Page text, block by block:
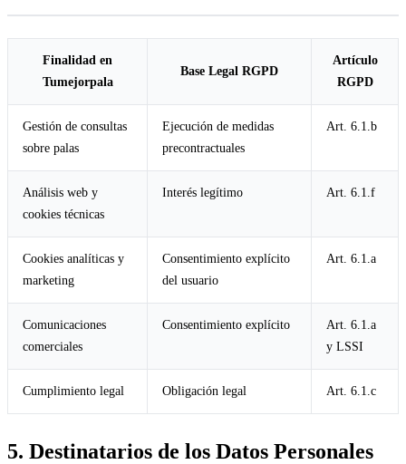
Finalidad en
Tumejorpala
Base Legal RGPD
Artículo
RGPD
Gestión de consultas
sobre palas
Ejecución de medidas
precontractuales
Art. 6.1.b
Análisis web y
cookies técnicas
Interés legítimo Art. 6.1.f
Cookies analíticas y
marketing
Consentimiento explícito
del usuario
Art. 6.1.a
Comunicaciones
comerciales
Consentimiento explícito
Art. 6.1.a
y LSSI
Cumplimiento legal Obligación legal Art. 6.1.c
5. Destinatarios de los Datos Personales